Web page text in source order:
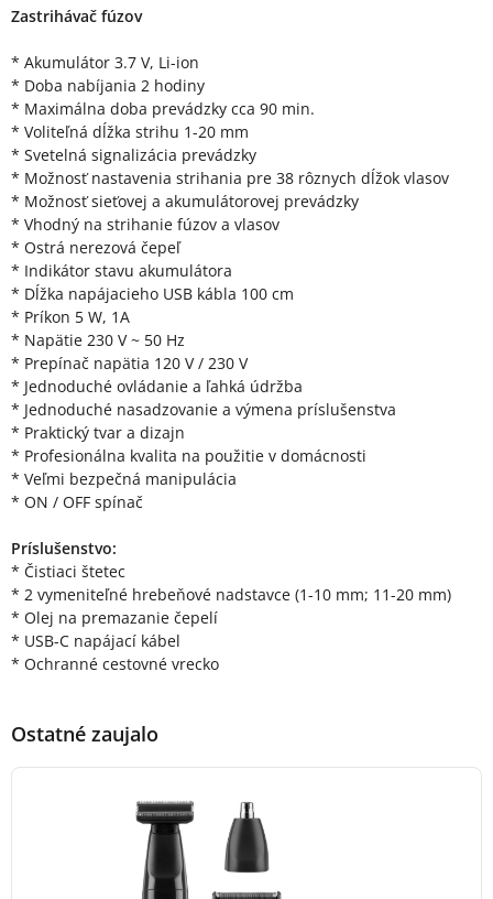
Zastrihávač fúzov
* Akumulátor 3.7 V, Li-ion
* Doba nabíjania 2 hodiny
* Maximálna doba prevádzky cca 90 min.
* Voliteľná dĺžka strihu 1-20 mm
* Svetelná signalizácia prevádzky
* Možnosť nastavenia strihania pre 38 rôznych dĺžok vlasov
* Možnosť sieťovej a akumulátorovej prevádzky
* Vhodný na strihanie fúzov a vlasov
* Ostrá nerezová čepeľ
* Indikátor stavu akumulátora
* Dĺžka napájacieho USB kábla 100 cm
* Príkon 5 W, 1A
* Napätie 230 V ~ 50 Hz
* Prepínač napätia 120 V / 230 V
* Jednoduché ovládanie a ľahká údržba
* Jednoduché nasadzovanie a výmena príslušenstva
* Praktický tvar a dizajn
* Profesionálna kvalita na použitie v domácnosti
* Veľmi bezpečná manipulácia
* ON / OFF spínač
Príslušenstvo:
* Čistiaci štetec
* 2 vymeniteľné hrebeňové nadstavce (1-10 mm; 11-20 mm)
* Olej na premazanie čepelí
* USB-C napájací kábel
* Ochranné cestovné vrecko
Ostatné zaujalo